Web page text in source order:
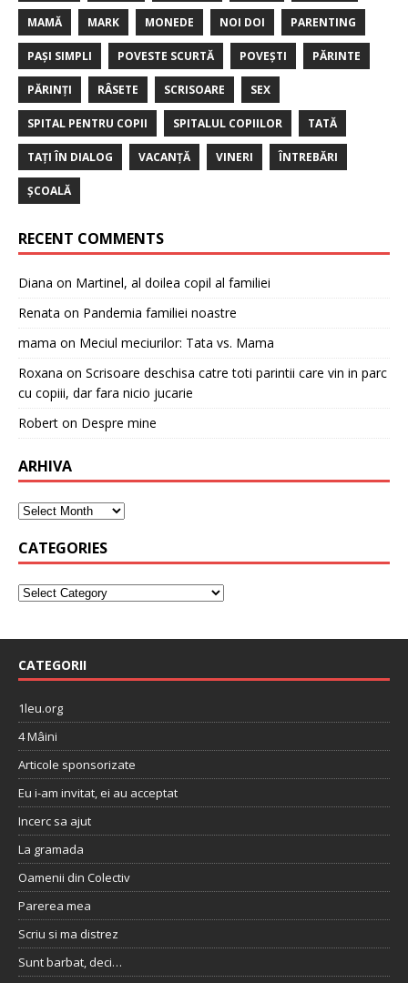
MAMĂ MARK MONEDE NOI DOI PARENTING
PAȘI SIMPLI POVESTE SCURTĂ POVEȘTI PĂRINTE
PĂRINȚI RÂSETE SCRISOARE SEX
SPITAL PENTRU COPII SPITALUL COPIILOR TATĂ
TAȚI ÎN DIALOG VACANȚĂ VINERI ÎNTREBĂRI
ȘCOALĂ
RECENT COMMENTS
Diana on Martinel, al doilea copil al familiei
Renata on Pandemia familiei noastre
mama on Meciul meciurilor: Tata vs. Mama
Roxana on Scrisoare deschisa catre toti parintii care vin in parc
cu copiii, dar fara nicio jucarie
Robert on Despre mine
ARHIVA
CATEGORIES
CATEGORII
1leu.org
4 Mâini
Articole sponsorizate
Eu i-am invitat, ei au acceptat
Incerc sa ajut
La gramada
Oamenii din Colectiv
Parerea mea
Scriu si ma distrez
Sunt barbat, deci…